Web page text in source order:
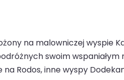
na malowniczej wyspie
swoim
na Rodos, inne wyspy